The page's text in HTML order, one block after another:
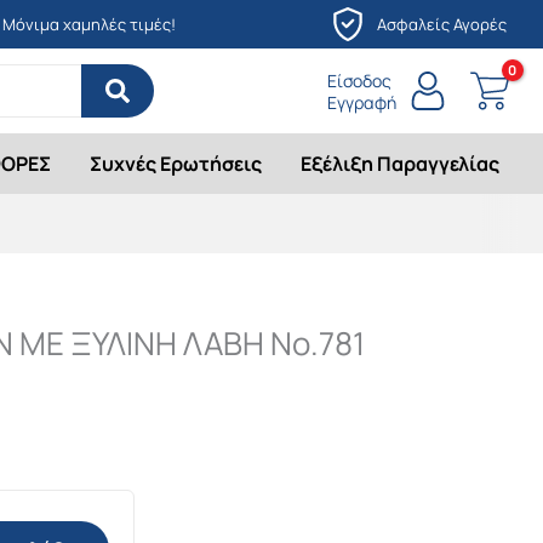
Μόνιμα χαμηλές τιμές! Ασφαλείς Αγορές
Είσοδος
Εγγραφή
Συχνές Ερωτήσεις Εξέλιξη Παραγγελίας
ΞΥΛΙΝΗ ΛΑΒΗ Νο.781